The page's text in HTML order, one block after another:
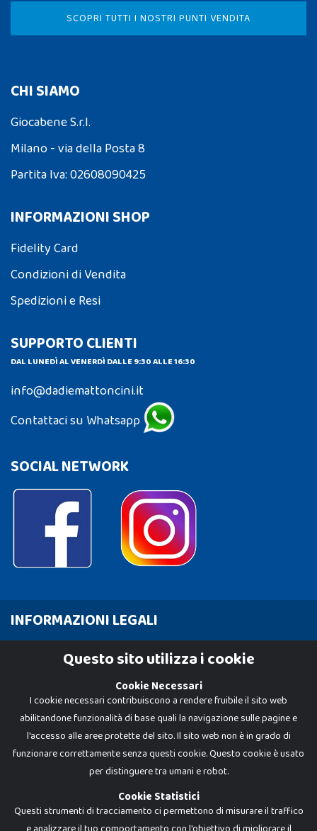
SCOPRI TUTTI I NOSTRI PUNTI VENDITA
CHI SIAMO
Giocabene S.r.l.
Milano - via della Posta 8
Partita Iva: 02608090425
INFORMAZIONI SHOP
Fidelity Card
Condizioni di Vendita
Spedizioni e Resi
SUPPORTO CLIENTI
DAL LUNEDÌ AL VENERDÌ DALLE 9:30 ALLE 16:30
info@dadiemattoncini.it
Contattaci su Whatsapp
SOCIAL NETWORK
INFORMAZIONI LEGALI
Cookie PolicyQuesto sito utilizza i cookie
Cookie Necessari
I cookie necessari contribuiscono a rendere fruibile il sito web
abilitandone funzionalità di base quali la navigazione sulle pagine e
l'accesso alle aree protette del sito. Il sito web non è in grado di
funzionare correttamente senza questi cookie. Questo cookie è usato
per distinguere tra umani e robot.
Cookie Statistici
Questi strumenti di tracciamento ci permettono di misurare il traffico